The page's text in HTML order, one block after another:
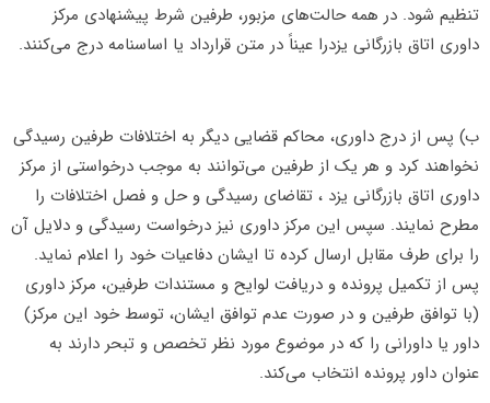
تنظیم شود. در همه حالت‌های مزبور، طرفین شرط پیشنهادی مرکز
داوری اتاق بازرگانی یزدرا عیناً در متن قرارداد یا اساسنامه درج می‌کنند.
ب) پس از درج داوری، محاکم قضایی دیگر به اختلافات طرفین رسیدگی
نخواهند کرد و هر یک از طرفین می‌توانند به موجب درخواستی از مرکز
داوری اتاق بازرگانی یزد ، تقاضای رسیدگی و حل و فصل اختلافات را
مطرح نمایند. سپس این مرکز داوری نیز درخواست رسیدگی و دلایل آن
را برای طرف مقابل ارسال کرده تا ایشان دفاعیات خود را اعلام نماید.
پس از تکمیل پرونده و دریافت لوایح و مستندات طرفین، مرکز داوری
(با توافق طرفین و در صورت عدم توافق ایشان، توسط خود این مرکز)
داور یا داورانی را که در موضوع مورد نظر تخصص و تبحر دارند به
عنوان داور پرونده انتخاب می‌کند.